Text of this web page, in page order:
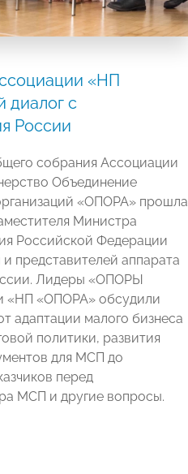
«НП
диалог с
России
собрания Ассоциации
Объединение
«ОПОРА» прошла
Министра
Российской Федерации
и представителей аппарата
Лидеры «ОПОРЫ
«НП «ОПОРА» обсудили
адаптации малого бизнеса
политики, развития
для МСП до
перед
МСП и другие вопросы.